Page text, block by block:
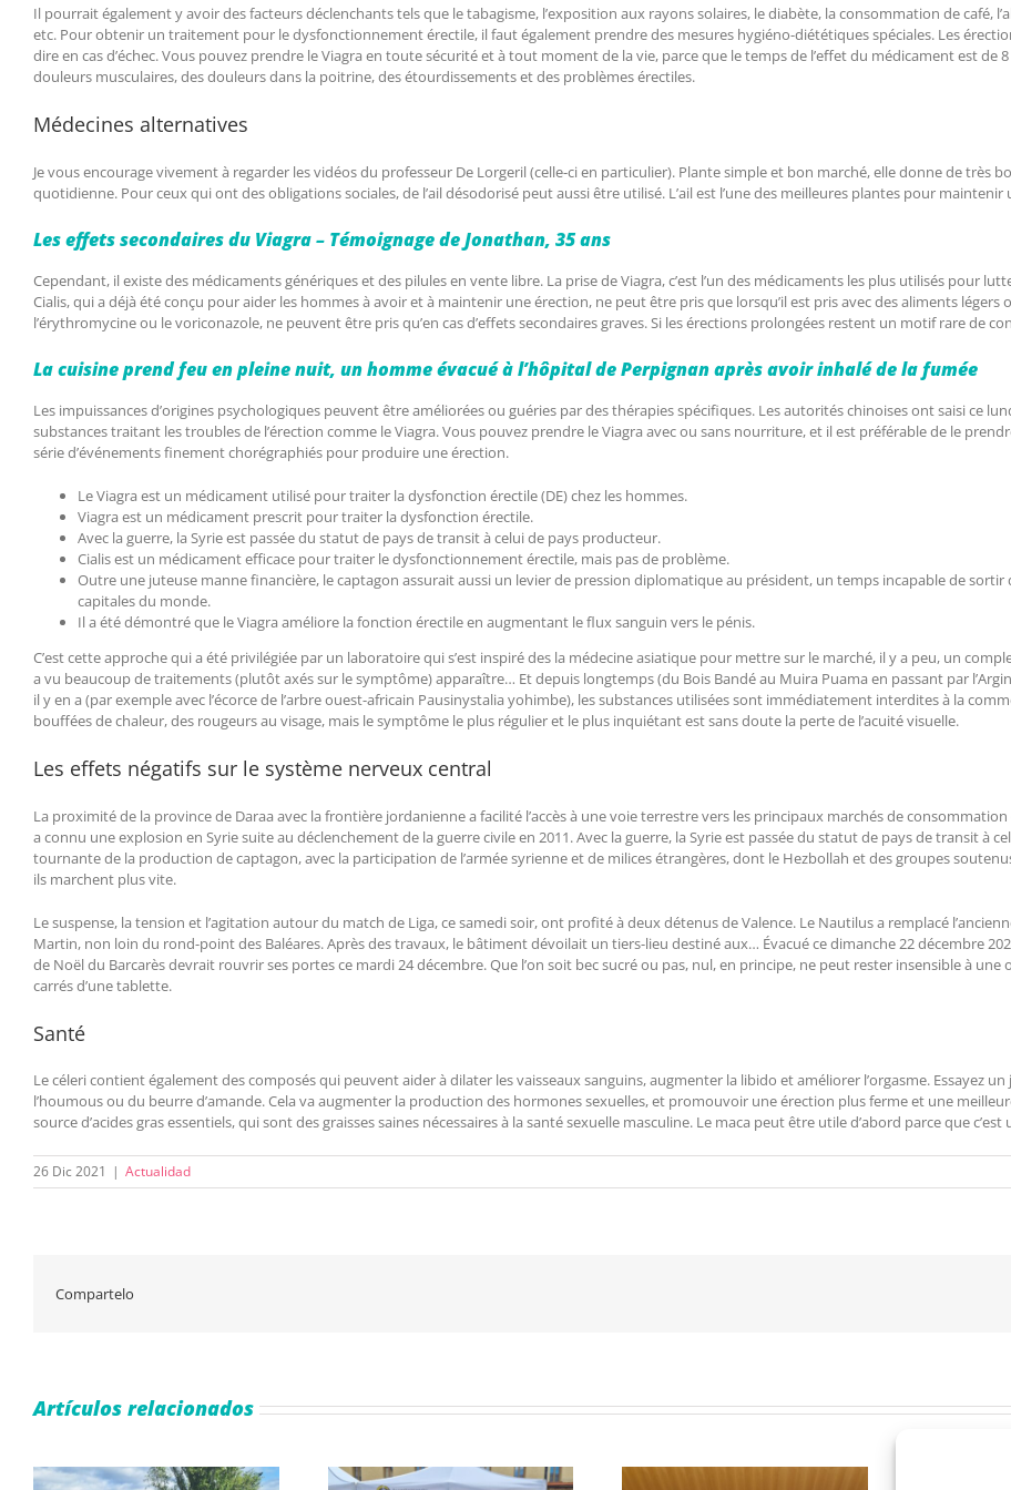
Il pourrait également y avoir des facteurs déclenchants tels que le tabagisme, l’exposition aux rayons solaires, le diabète, la consommation de café,
etc. Pour obtenir un traitement pour le dysfonctionnement érectile, il faut également prendre des mesures hygiéno-diététiques spéciales. Les
dire en cas d’échec. Vous pouvez prendre le Viagra en toute sécurité et à tout moment de la vie, parce que le temps de l’effet du médicament est de
douleurs musculaires, des douleurs dans la poitrine, des étourdissements et des problèmes érectiles.
Médecines alternatives
Je vous encourage vivement à regarder les vidéos du professeur De Lorgeril (celle-ci en particulier). Plante simple et bon marché, elle donne de très
quotidienne. Pour ceux qui ont des obligations sociales, de l’ail désodorisé peut aussi être utilisé. L’ail est l’une des meilleures plantes pour
Les effets secondaires du Viagra – Témoignage de Jonathan, 35 ans
Cependant, il existe des médicaments génériques et des pilules en vente libre. La prise de Viagra, c’est l’un des médicaments les plus utilisés pour
Cialis, qui a déjà été conçu pour aider les hommes à avoir et à maintenir une érection, ne peut être pris que lorsqu’il est pris avec des aliments légers
l’érythromycine ou le voriconazole, ne peuvent être pris qu’en cas d’effets secondaires graves. Si les érections prolongées restent un motif rare de
La cuisine prend feu en pleine nuit, un homme évacué à l’hôpital de Perpignan après avoir inhalé de la fumée
Les impuissances d’origines psychologiques peuvent être améliorées ou guéries par des thérapies spécifiques. Les autorités chinoises ont saisi ce
substances traitant les troubles de l’érection comme le Viagra. Vous pouvez prendre le Viagra avec ou sans nourriture, et il est préférable de le
série d’événements finement chorégraphiés pour produire une érection.
Le Viagra est un médicament utilisé pour traiter la dysfonction érectile (DE) chez les hommes.
Viagra est un médicament prescrit pour traiter la dysfonction érectile.
Avec la guerre, la Syrie est passée du statut de pays de transit à celui de pays producteur.
Cialis est un médicament efficace pour traiter le dysfonctionnement érectile, mais pas de problème.
Outre une juteuse manne financière, le captagon assurait aussi un levier de pression diplomatique au président, un temps incapable de
capitales du monde.
Il a été démontré que le Viagra améliore la fonction érectile en augmentant le flux sanguin vers le pénis.
C’est cette approche qui a été privilégiée par un laboratoire qui s’est inspiré des la médecine asiatique pour mettre sur le marché, il y a peu, un
a vu beaucoup de traitements (plutôt axés sur le symptôme) apparaître… Et depuis longtemps (du Bois Bandé au Muira Puama en passant par
il y en a (par exemple avec l’écorce de l’arbre ouest-africain Pausinystalia yohimbe), les substances utilisées sont immédiatement interdites à la
bouffées de chaleur, des rougeurs au visage, mais le symptôme le plus régulier et le plus inquiétant est sans doute la perte de l’acuité visuelle.
Les effets négatifs sur le système nerveux central
La proximité de la province de Daraa avec la frontière jordanienne a facilité l’accès à une voie terrestre vers les principaux marchés de
a connu une explosion en Syrie suite au déclenchement de la guerre civile en 2011. Avec la guerre, la Syrie est passée du statut de pays de transit à
tournante de la production de captagon, avec la participation de l’armée syrienne et de milices étrangères, dont le Hezbollah et des groupes
ils marchent plus vite.
Le suspense, la tension et l’agitation autour du match de Liga, ce samedi soir, ont profité à deux détenus de Valence. Le Nautilus a remplacé
Martin, non loin du rond-point des Baléares. Après des travaux, le bâtiment dévoilait un tiers-lieu destiné aux… Évacué ce dimanche 22 décembre
de Noël du Barcarès devrait rouvrir ses portes ce mardi 24 décembre. Que l’on soit bec sucré ou pas, nul, en principe, ne peut rester insensible à
carrés d’une tablette.
Santé
Le céleri contient également des composés qui peuvent aider à dilater les vaisseaux sanguins, augmenter la libido et améliorer l’orgasme. Essayez
l’houmous ou du beurre d’amande. Cela va augmenter la production des hormones sexuelles, et promouvoir une érection plus ferme et une
source d’acides gras essentiels, qui sont des graisses saines nécessaires à la santé sexuelle masculine. Le maca peut être utile d’abord parce que
26 Dic 2021 | Actualidad
Compartelo
Artículos relacionados